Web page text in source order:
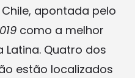
apontada pelo
como a melhor
Latina. Quatro dos
estão localizados